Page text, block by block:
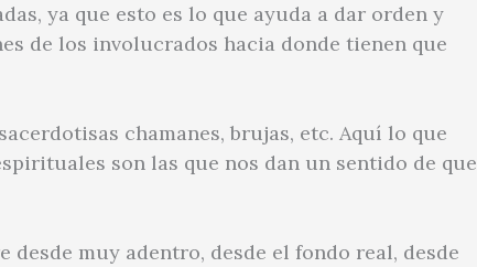
ya que esto es lo que ayuda a dar orden y
de los involucrados hacia donde tienen que
chamanes, brujas, etc. Aquí lo que
son las que nos dan un sentido de que
muy adentro, desde el fondo real, desde